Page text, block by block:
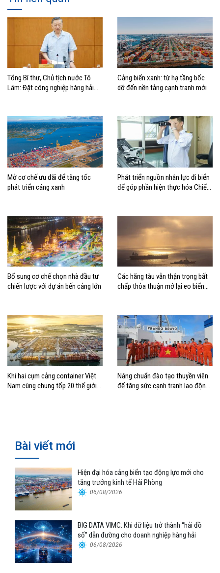
Tổng Bí thư, Chủ tịch nước Tô
Lâm: Đặt công nghiệp hàng hải
biển mạnh
Cảng biển xanh: từ hạ tầng bốc
dỡ đến nền tảng cạnh tranh mới
Mở cơ chế ưu đãi để tăng tốc
phát triển cảng xanh
Phát triển nguồn nhân lực đi biển
để góp phần hiện thực hóa Chiến
Bổ sung cơ chế chọn nhà đầu tư
chiến lược với dự án bến cảng lớn
Các hãng tàu vẫn thận trọng bất
chấp thỏa thuận mở lại eo biển
Khi hai cụm cảng container Việt
Nam cùng chung tốp 20 thế giới
Nâng chuẩn đào tạo thuyền viên
để tăng sức cạnh tranh lao động
Bài viết mới
Hiện đại hóa cảng biển tạo động lực mới cho
tăng trưởng kinh tế Hải Phòng
06/08/2026
BIG DATA VIMC: Khi dữ liệu trở thành “hải đồ
số” dẫn đường cho doanh nghiệp hàng hải
06/08/2026